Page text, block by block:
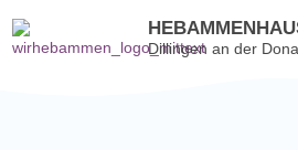
Dillingen an der